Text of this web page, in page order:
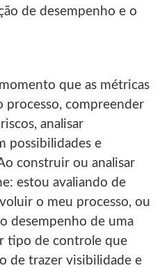
de desempenho e o
que as métricas
processo, compreender
analisar
possibilidades e
construir ou analisar
estou avaliando de
o meu processo, ou
desempenho de uma
tipo de controle que
de trazer visibilidade e